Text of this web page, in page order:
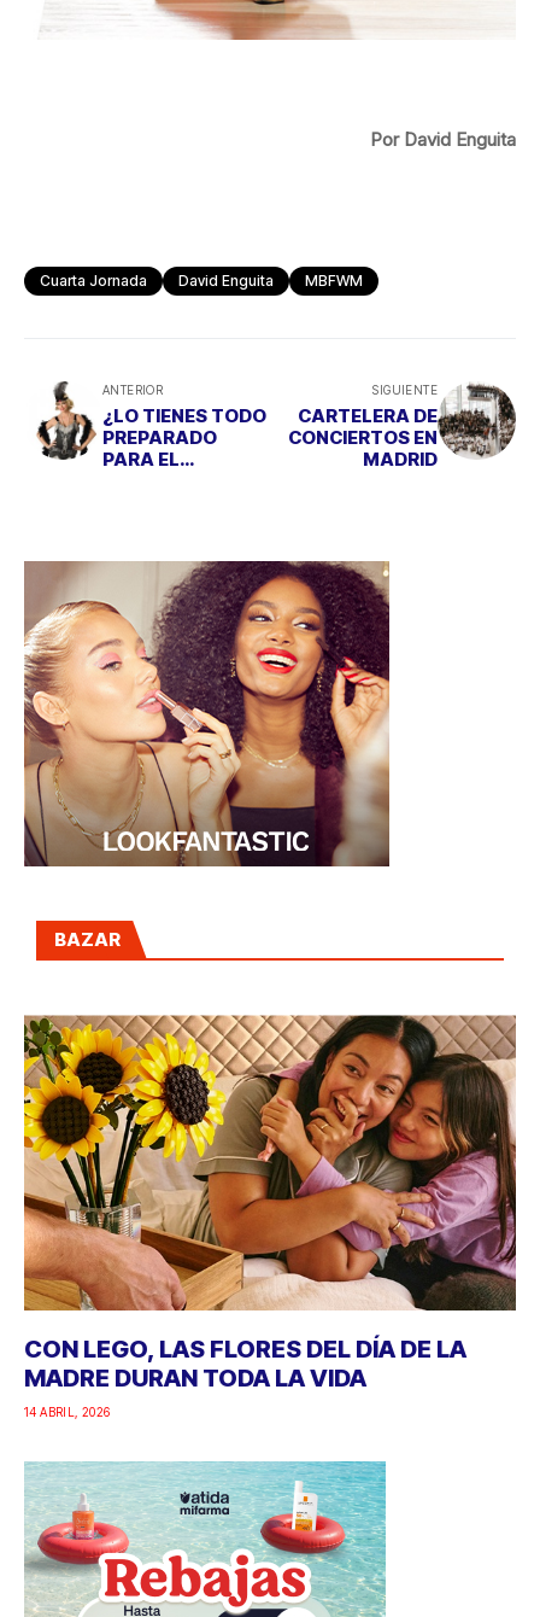
Por David Enguita
Cuarta Jornada David Enguita MBFWM
ANTERIOR
¿LO TIENES TODO
PREPARADO
PARA EL
SIGUIENTE
CARTELERA DE
CONCIERTOS EN
MADRID
BAZAR
CON LEGO, LAS FLORES DEL DÍA DE LA
MADRE DURAN TODA LA VIDA
14 ABRIL, 2026